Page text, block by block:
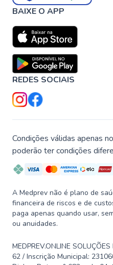
BAIXE O APP
REDES SOCIAIS
Condições válidas apenas
poderão ter condições
A Medprev não é plano de
financeira de riscos e de
paga apenas quando usar,
ou anuidades.
MEDPREV.ONLINE
62 / Inscrição Municipal: